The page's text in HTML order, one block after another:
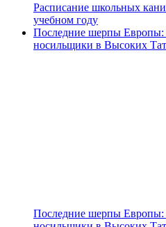
Расписание школьных
учебном году
Последние шерпы Европы:
носильщики в Высоких
Последние шерпы Европы: